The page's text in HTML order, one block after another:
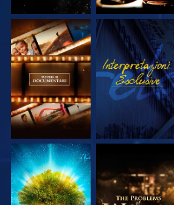
ESPLORA LE
SERIE
GUARDA
ESPLORA LE
SERIE
ESPLORA LE
SERIE